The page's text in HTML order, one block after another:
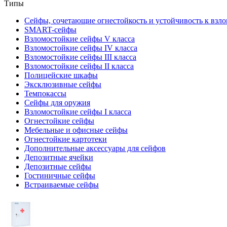
Типы
Сейфы, сочетающие огнестойкость и устойчивость к
SMART-сейфы
Взломостойкие сейфы V класса
Взломостойкие сейфы IV класса
Взломостойкие сейфы III класса
Взломостойкие сейфы II класса
Полицейские шкафы
Эксклюзивные сейфы
Темпокассы
Сейфы для оружия
Взломостойкие сейфы I класса
Огнестойкие сейфы
Мебельные и офисные сейфы
Огнестойкие картотеки
Дополнительные аксессуары для сейфов
Депозитные ячейки
Депозитные сейфы
Гостиничные сейфы
Встраиваемые сейфы